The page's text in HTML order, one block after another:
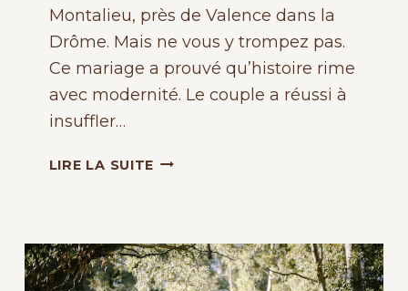
Montalieu, près de Valence dans la
Drôme. Mais ne vous y trompez pas.
Ce mariage a prouvé qu’histoire rime
avec modernité. Le couple a réussi à
insuffler…
LIRE LA SUITE MARIAGE
LUMINEUX
AU